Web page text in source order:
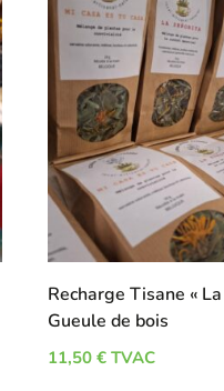
Recharge Tisane «
Gueule de bois
11,50€ TVAC